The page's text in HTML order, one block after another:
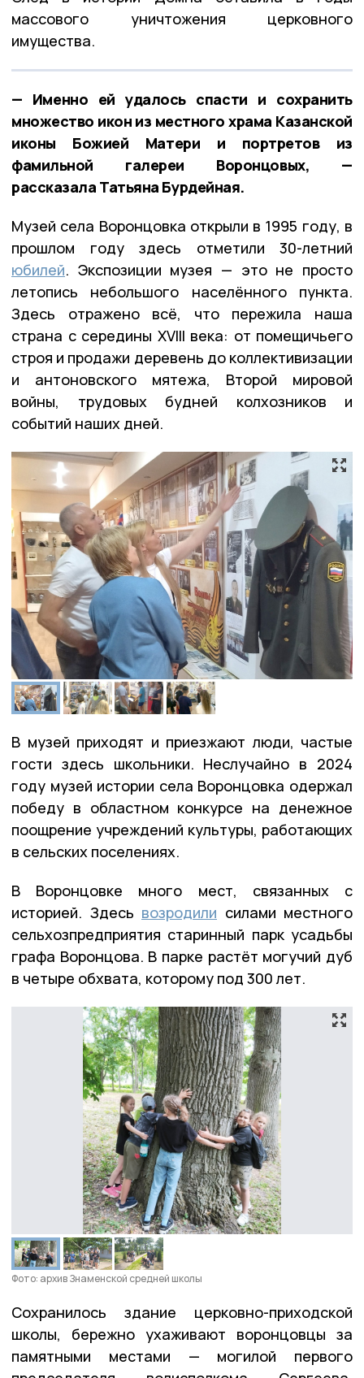
массового уничтожения церковного
имущества.
— Именно ей удалось спасти и сохранить
множество икон из местного храма Казанской
иконы Божией Матери и портретов из
фамильной галереи Воронцовых, —
рассказала Татьяна Бурдейная.
Музей села Воронцовка открыли в 1995 году, в
прошлом году здесь отметили 30-летний
юбилей. Экспозиции музея — это не просто
летопись небольшого населённого пункта.
Здесь отражено всё, что пережила наша
страна с середины XVIII века: от помещичьего
строя и продажи деревень до коллективизации
и антоновского мятежа, Второй мировой
войны, трудовых будней колхозников и
событий наших дней.
В музей приходят и приезжают люди, частые
гости здесь школьники. Неслучайно в 2024
году музей истории села Воронцовка одержал
победу в областном конкурсе на денежное
поощрение учреждений культуры, работающих
в сельских поселениях.
В Воронцовке много мест, связанных с
историей. Здесь возродили силами местного
сельхозпредприятия старинный парк усадьбы
графа Воронцова. В парке растёт могучий дуб
в четыре обхвата, которому под 300 лет.
Фото: архив Знаменской средней школы
Сохранилось здание церковно-приходской
школы, бережно ухаживают воронцовцы за
памятными местами — могилой первого